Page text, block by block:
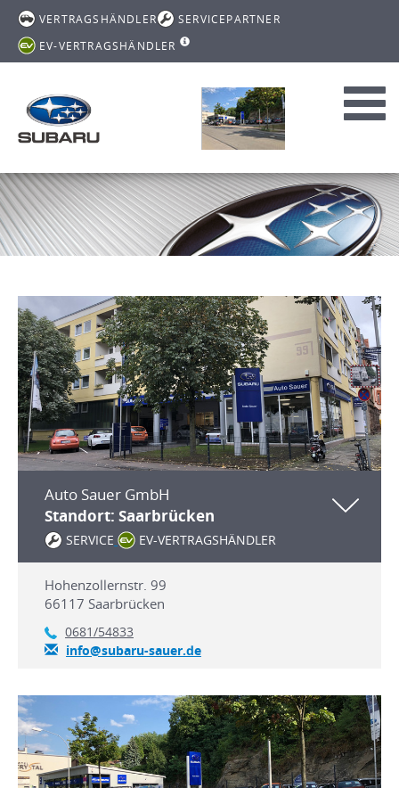
VERTRAGSHÄNDLER
SERVICEPARTNER
EV-VERTRAGSHÄNDLER
Auto Sauer GmbH
Standort: Saarbrücken
SERVICE EV-VERTRAGSHÄNDLER
Hohenzollernstr. 99
66117 Saarbrücken
0681/54833
info@subaru-sauer.de